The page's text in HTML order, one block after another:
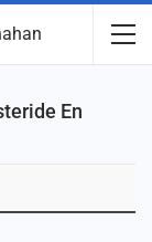
En